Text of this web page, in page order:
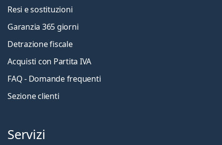
Resi e sostituzioni
Garanzia 365 giorni
Detrazione fiscale
Acquisti con Partita IVA
FAQ - Domande frequenti
Sezione clienti
Servizi